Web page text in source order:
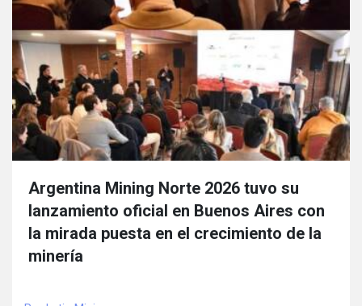
Argentina Mining Norte 2026 tuvo su
lanzamiento oficial en Buenos Aires con
la mirada puesta en el crecimiento de la
minería